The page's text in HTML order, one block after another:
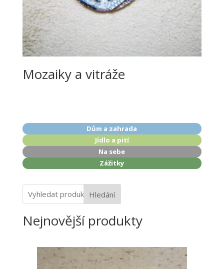
Mozaiky a vitráže
Dům a zahrada
Jídlo a pití
Na sebe
Zážitky
Hledání
Nejnovější produkty